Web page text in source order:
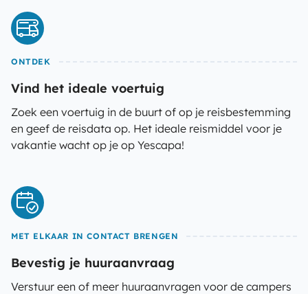
ONTDEK
Vind het ideale voertuig
Zoek een voertuig in de buurt of op je reisbestemming
en geef de reisdata op. Het ideale reismiddel voor je
vakantie wacht op je op Yescapa!
MET ELKAAR IN CONTACT BRENGEN
Bevestig je huuraanvraag
Verstuur een of meer huuraanvragen voor de campers